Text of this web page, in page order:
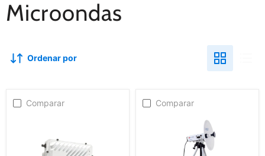
Microondas
Ordenar por
Comparar Comparar